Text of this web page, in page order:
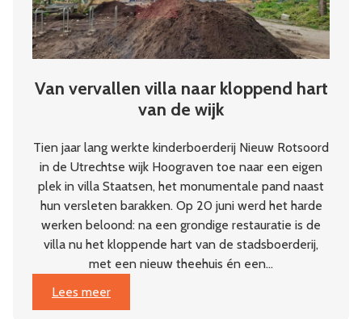
Van vervallen villa naar kloppend hart
van de wijk
Tien jaar lang werkte kinderboerderij Nieuw Rotsoord
in de Utrechtse wijk Hoograven toe naar een eigen
plek in villa Staatsen, het monumentale pand naast
hun versleten barakken. Op 20 juni werd het harde
werken beloond: na een grondige restauratie is de
villa nu het kloppende hart van de stadsboerderij,
met een nieuw theehuis én een…
Lees meer
:
Van